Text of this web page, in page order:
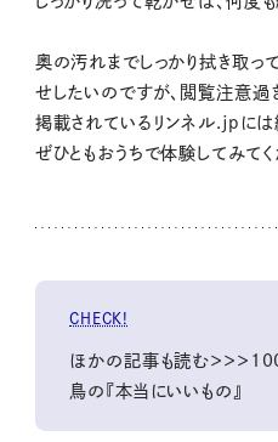
奥の汚れまでしっかり拭き取っ
せしたいのですが、閲覧注意過
掲載されているリンネル.jpに
ぜひともおうちで体験してみてく
CHECK!
ほかの記事も読む＞＞＞
鳥の『本当にいいもの』